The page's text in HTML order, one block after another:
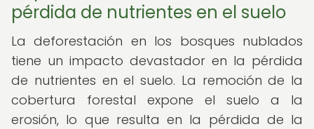
pérdida de nutrientes en el suelo
La deforestación en los bosques nublados
tiene un impacto devastador en la pérdida
de nutrientes en el suelo. La remoción de la
cobertura forestal expone el suelo a la
erosión, lo que resulta en la pérdida de la